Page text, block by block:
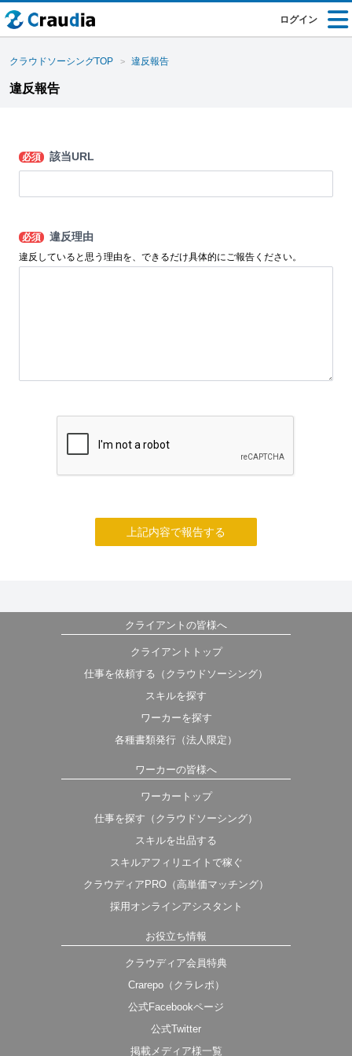
ログイン
クラウドソーシングTOP 違反報告
違反報告
必須 該当URL
必須 違反理由
違反していると思う理由を、できるだけ具体的にご報告ください。
上記内容で報告する
クライアントの皆様へ
クライアントトップ
仕事を依頼する（クラウドソーシング）
スキルを探す
ワーカーを探す
各種書類発行（法人限定）
ワーカーの皆様へ
ワーカートップ
仕事を探す（クラウドソーシング）
スキルを出品する
スキルアフィリエイトで稼ぐ
クラウディアPRO（高単価マッチング）
採用オンラインアシスタント
お役立ち情報
クラウディア会員特典
Crarepo（クラレポ）
公式Facebookページ
公式Twitter
掲載メディア様一覧